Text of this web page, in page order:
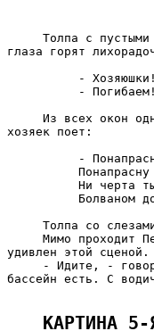
Толпа с
глаза горят
-
-
Из всех окон
хозяек поет:
-
Понапрасну
Ни черта
Болваном
Толпа со
Мимо проходит
удивлен этой
- Идите, -
бассейн есть. С
КАРТИНА 5-